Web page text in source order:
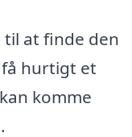
at finde den
hurtigt et
komme